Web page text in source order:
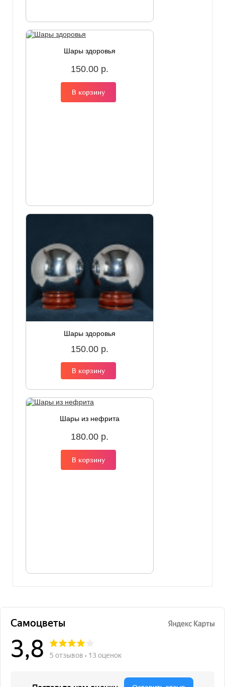
Шары здоровья
150.00 р.
В корзину
Шары здоровья
150.00 р.
В корзину
Шары из нефрита
180.00 р.
В корзину